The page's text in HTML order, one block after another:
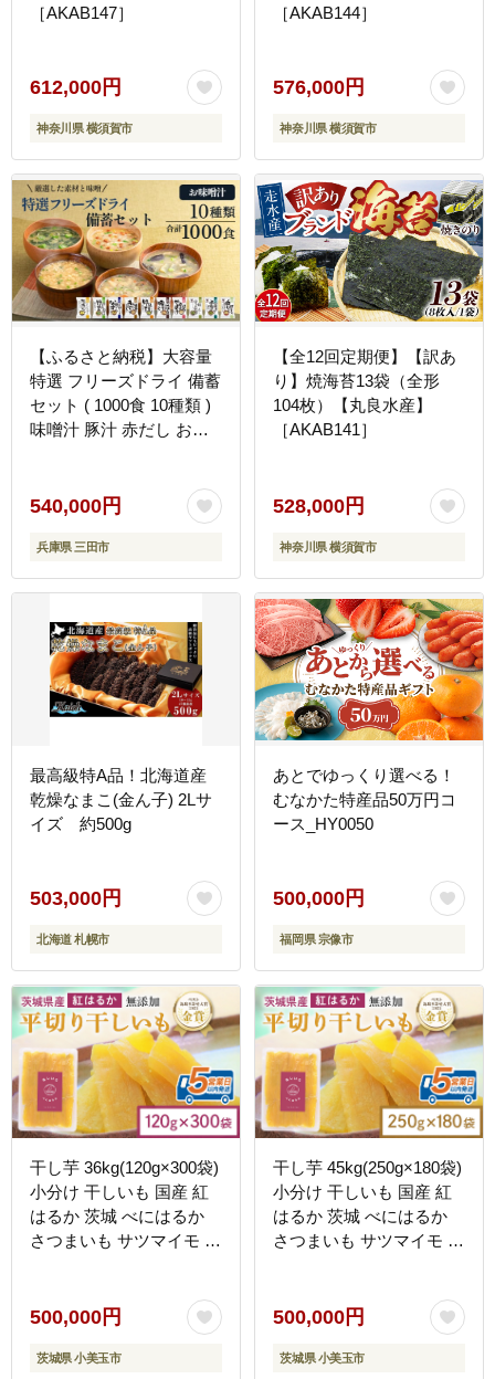
［AKAB147］
612,000円
神奈川県 横須賀市
［AKAB144］
576,000円
神奈川県 横須賀市
【ふるさと納税】大容量
特選 フリーズドライ 備蓄
セット ( 1000食 10種類 )
味噌汁 豚汁 赤だし お味
災害 防災 備蓄 ローリン
グストック 非常用 備蓄用
[3d28bae190041]
540,000円
兵庫県 三田市
【全12回定期便】【訳あ
り】焼海苔13袋（全形
104枚）【丸良水産】
［AKAB141］
528,000円
神奈川県 横須賀市
最高級特A品！北海道産
乾燥なまこ(金ん子) 2Lサ
イズ 約500g
503,000円
北海道 札幌市
あとでゆっくり選べる！
むなかた特産品50万円コ
ース_HY0050
500,000円
福岡県 宗像市
干し芋 36kg(120g×300袋)
小分け 干しいも 国産 紅
はるか 茨城 べにはるか
さつまいも サツマイモ お
も ほし芋 柔らかい ダイ
エット スイーツ 砂糖不使
用 12-AT
500,000円
茨城県 小美玉市
干し芋 45kg(250g×180袋)
小分け 干しいも 国産 紅
はるか 茨城 べにはるか
さつまいも サツマイモ お
も ほし芋 柔らかい ダイ
エット スイーツ 砂糖不使
用 12-AV
500,000円
茨城県 小美玉市